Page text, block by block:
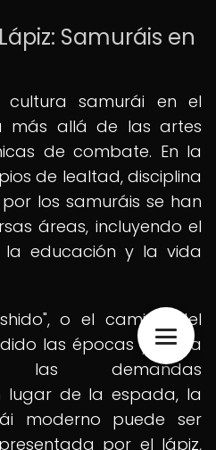
Samuráis en
samurái en el
más allá de las artes
de combate. En la
de lealtad, disciplina
los samuráis se han
áreas, incluyendo el
la educación y la vida
o el camino del
las épocas y se ha
demandas
lugar de la espada, la
moderno puede ser
por el lápiz,